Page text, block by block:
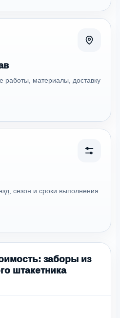
работы, материалы, доставку
сезон и сроки выполнения
заборы из
штакетника